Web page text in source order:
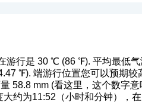
游行是 30 ℃ (86 ℉). 平均最低
℉). 端游行位置您可以预期较
58.8 mm (看这里，这个数字意
约为11:52（小时和分钟），